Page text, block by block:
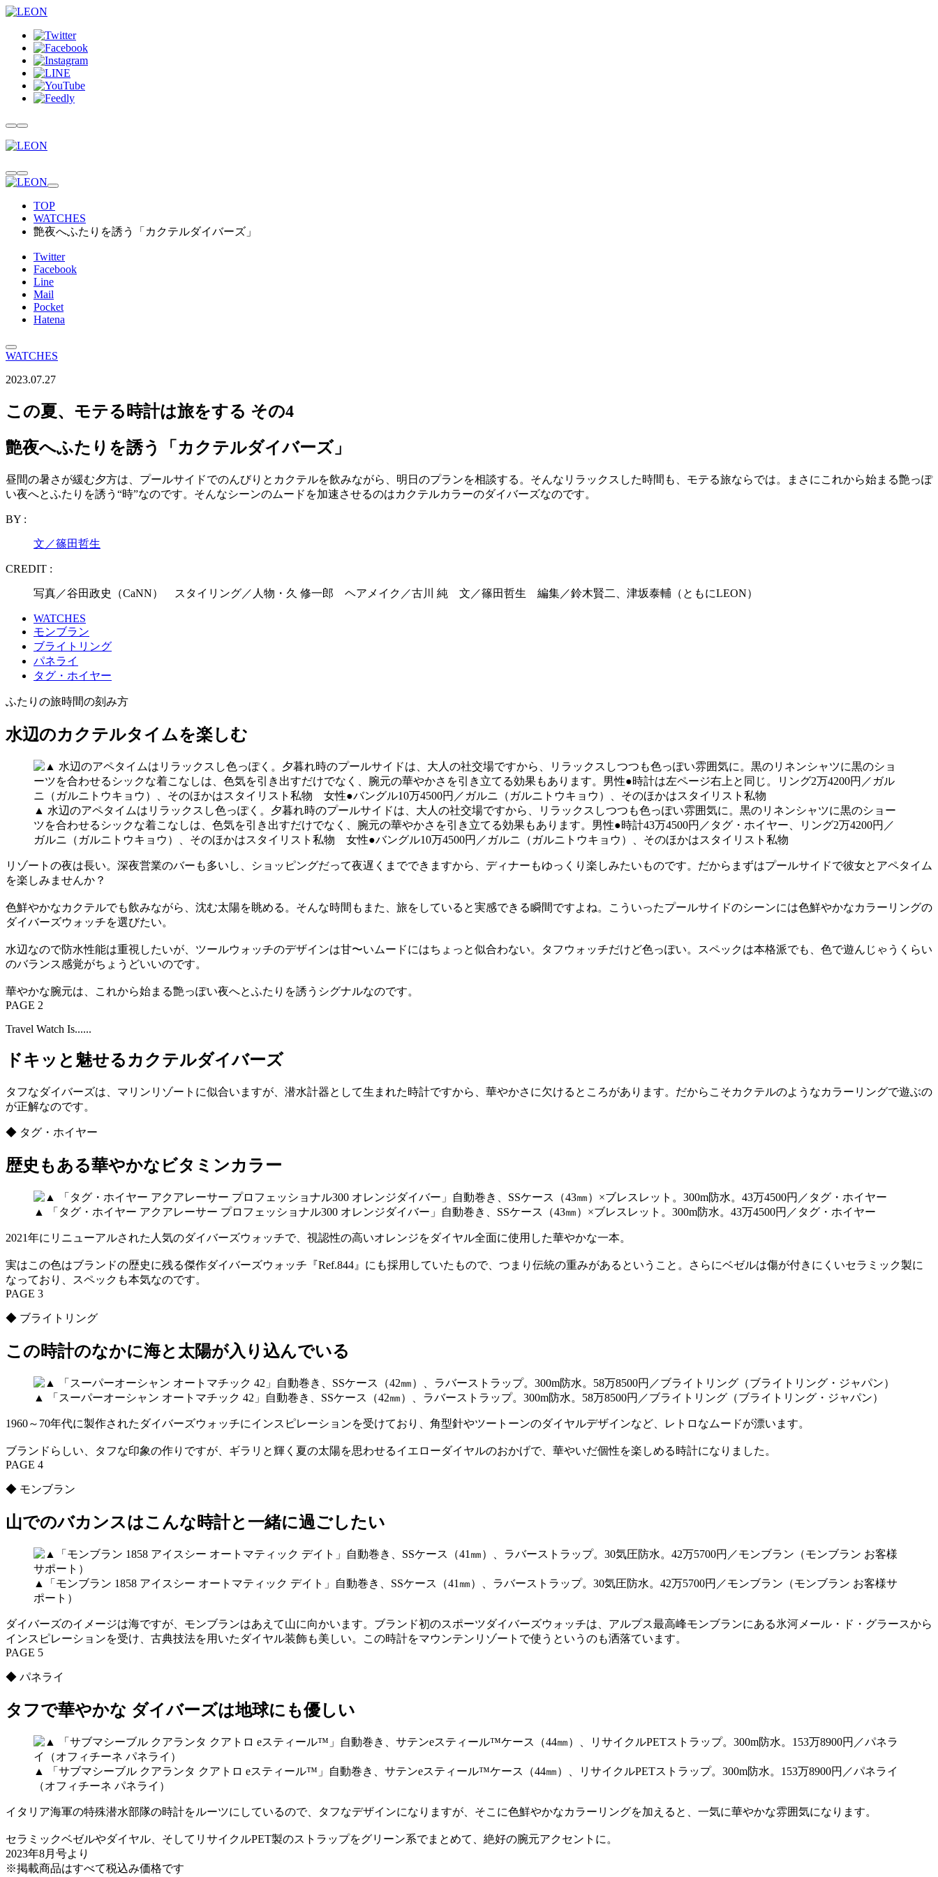
TOP
WATCHES
艶夜へふたりを誘う「カクテルダイバーズ」
Twitter
Facebook
Line
Mail
Pocket
Hatena
WATCHES
2023.07.27
この夏、モテる時計は旅をする その4
艶夜へふたりを誘う「カクテルダイバーズ」
昼間の暑さが緩む夕方は、プールサイドでのんびりとカクテルを飲みながら、明日のプランを相談する。そんなリラックスした時間も、モテる旅ならでは。まさにこれから始まる艶っぽ
い夜へとふたりを誘う“時”なのです。そんなシーンのムードを加速させるのはカクテルカラーのダイバーズなのです。
BY :
文／篠田哲生
CREDIT :
写真／谷田政史（CaNN） スタイリング／人物・久 修一郎 ヘアメイク／古川 純 文／篠田哲生 編集／鈴木賢二、津坂泰輔（ともにLEON）
WATCHES
モンブラン
ブライトリング
パネライ
タグ・ホイヤー
ふたりの旅時間の刻み方
水辺のカクテルタイムを楽しむ
▲ 水辺のアペタイムはリラックスし色っぽく。夕暮れ時のプールサイドは、大人の社交場ですから、リラックスしつつも色っぽい雰囲気に。黒のリネンシャツに黒のショー
ツを合わせるシックな着こなしは、色気を引き出すだけでなく、腕元の華やかさを引き立てる効果もあります。男性●時計43万4500円／タグ・ホイヤー、リング2万4200円／
ガルニ（ガルニトウキョウ）、そのほかはスタイリスト私物 女性●バングル10万4500円／ガルニ（ガルニトウキョウ）、そのほかはスタイリスト私物
リゾートの夜は長い。深夜営業のバーも多いし、ショッピングだって夜遅くまでできますから、ディナーもゆっくり楽しみたいものです。だからまずはプールサイドで彼女とアペタイム
を楽しみませんか？
色鮮やかなカクテルでも飲みながら、沈む太陽を眺める。そんな時間もまた、旅をしていると実感できる瞬間ですよね。こういったプールサイドのシーンには色鮮やかなカラーリングの
ダイバーズウォッチを選びたい。
水辺なので防水性能は重視したいが、ツールウォッチのデザインは甘〜いムードにはちょっと似合わない。タフウォッチだけど色っぽい。スペックは本格派でも、色で遊んじゃうくらい
のバランス感覚がちょうどいいのです。
華やかな腕元は、これから始まる艶っぽい夜へとふたりを誘うシグナルなのです。
PAGE 2
Travel Watch Is......
ドキッと魅せるカクテルダイバーズ
タフなダイバーズは、マリンリゾートに似合いますが、潜水計器として生まれた時計ですから、華やかさに欠けるところがあります。だからこそカクテルのようなカラーリングで遊ぶの
が正解なのです。
◆ タグ・ホイヤー
歴史もある華やかなビタミンカラー
▲ 「タグ・ホイヤー アクアレーサー プロフェッショナル300 オレンジダイバー」自動巻き、SSケース（43㎜）×ブレスレット。300m防水。43万4500円／タグ・ホイヤー
2021年にリニューアルされた人気のダイバーズウォッチで、視認性の高いオレンジをダイヤル全面に使用した華やかな一本。
実はこの色はブランドの歴史に残る傑作ダイバーズウォッチ『Ref.844』にも採用していたもので、つまり伝統の重みがあるということ。さらにベゼルは傷が付きにくいセラミック製に
なっており、スペックも本気なのです。
PAGE 3
◆ ブライトリング
この時計のなかに海と太陽が入り込んでいる
▲ 「スーパーオーシャン オートマチック 42」自動巻き、SSケース（42㎜）、ラバーストラップ。300m防水。58万8500円／ブライトリング（ブライトリング・ジャパン）
1960～70年代に製作されたダイバーズウォッチにインスピレーションを受けており、角型針やツートーンのダイヤルデザインなど、レトロなムードが漂います。
ブランドらしい、タフな印象の作りですが、ギラリと輝く夏の太陽を思わせるイエローダイヤルのおかげで、華やいだ個性を楽しめる時計になりました。
PAGE 4
◆ モンブラン
山でのバカンスはこんな時計と一緒に過ごしたい
▲「モンブラン 1858 アイスシー オートマティック デイト」自動巻き、SSケース（41㎜）、ラバーストラップ。30気圧防水。42万5700円／モンブラン（モンブラン お客様サ
ポート）
ダイバーズのイメージは海ですが、モンブランはあえて山に向かいます。ブランド初のスポーツダイバーズウォッチは、アルプス最高峰モンブランにある氷河メール・ド・グラースから
インスピレーションを受け、古典技法を用いたダイヤル装飾も美しい。この時計をマウンテンリゾートで使うというのも洒落ています。
PAGE 5
◆ パネライ
タフで華やかな ダイバーズは地球にも優しい
▲ 「サブマシーブル クアランタ クアトロ eスティール™」自動巻き、サテンeスティール™ケース（44㎜）、リサイクルPETストラップ。300m防水。153万8900円／パネライ
（オフィチーネ パネライ）
イタリア海軍の特殊潜水部隊の時計をルーツにしているので、タフなデザインになりますが、そこに色鮮やかなカラーリングを加えると、一気に華やかな雰囲気になります。
セラミックベゼルやダイヤル、そしてリサイクルPET製のストラップをグリーン系でまとめて、絶好の腕元アクセントに。
2023年8月号より
※掲載商品はすべて税込み価格です